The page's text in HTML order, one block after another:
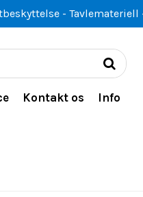
- Tavlemateriell
Kontakt os Info